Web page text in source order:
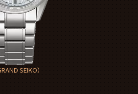
SEIKO）